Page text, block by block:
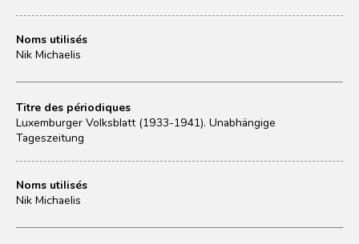
Noms utilisés
Nik Michaelis
Titre des périodiques
Luxemburger Volksblatt (1933-1941). Unabhängige
Tageszeitung
Noms utilisés
Nik Michaelis